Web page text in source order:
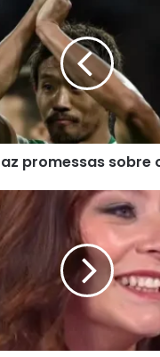
promessas sobre